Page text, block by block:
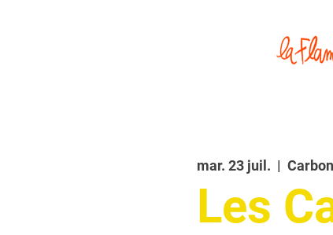
mar. 23 juil.
  |
Les